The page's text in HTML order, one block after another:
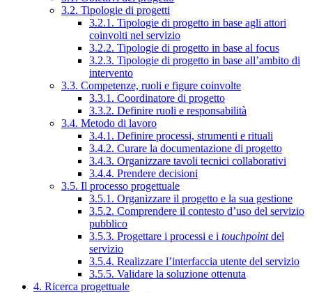
3.2. Tipologie di progetti
3.2.1. Tipologie di progetto in base agli attori
coinvolti nel servizio
3.2.2. Tipologie di progetto in base al focus
3.2.3. Tipologie di progetto in base all’ambito di
intervento
3.3. Competenze, ruoli e figure coinvolte
3.3.1. Coordinatore di progetto
3.3.2. Definire ruoli e responsabilità
3.4. Metodo di lavoro
3.4.1. Definire processi, strumenti e rituali
3.4.2. Curare la documentazione di progetto
3.4.3. Organizzare tavoli tecnici collaborativi
3.4.4. Prendere decisioni
3.5. Il processo progettuale
3.5.1. Organizzare il progetto e la sua gestione
3.5.2. Comprendere il contesto d’uso del servizio
pubblico
3.5.3. Progettare i processi e i touchpointdel
servizio
3.5.4. Realizzare l’interfaccia utente del servizio
3.5.5. Validare la soluzione ottenuta
4. Ricerca progettuale